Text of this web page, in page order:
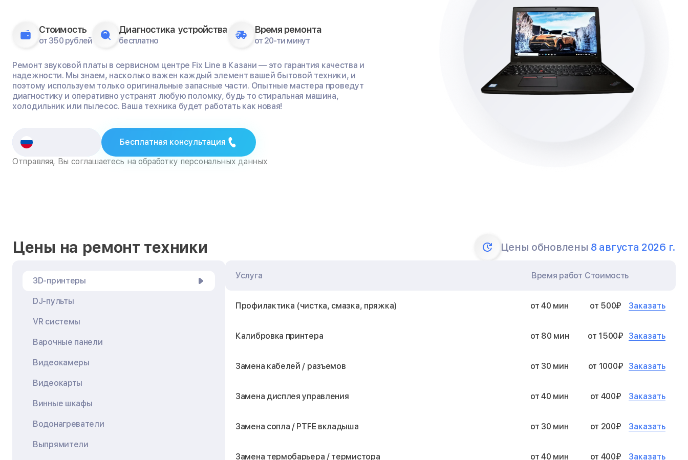
Стоимость
от 350 рублей
Диагностика устройства
бесплатно
Время ремонта
от 20-ти минут
Ремонт звуковой платы в сервисном центре Fix Line в Казани — это гарантия качества и
надежности. Мы знаем, насколько важен каждый элемент вашей бытовой техники, и
поэтому используем только оригинальные запасные части. Опытные мастера проведут
диагностику и оперативно устранят любую поломку, будь то стиральная машина,
холодильник или пылесос. Ваша техника будет работать как новая!
Бесплатная консультация
Отправляя, Вы соглашаетесь на обработку персональных данных
Цены на ремонт техники Цены обновлены 8 августа 2026 г.
3D-принтеры
DJ-пульты
VR системы
Варочные панели
Видеокамеры
Видеокарты
Винные шкафы
Водонагреватели
Выпрямители
Услуга Время работ Стоимость
Профилактика (чистка, смазка, пряжка) от 40 мин от 500₽ Заказать
Калибровка принтера от 80 мин от 1500₽ Заказать
Замена кабелей / разъемов от 30 мин от 1000₽ Заказать
Замена дисплея управления от 40 мин от 400₽ Заказать
Замена сопла / PTFE вкладыша от 30 мин от 200₽ Заказать
Замена термобарьера / термистора от 40 мин от 400₽ Заказать